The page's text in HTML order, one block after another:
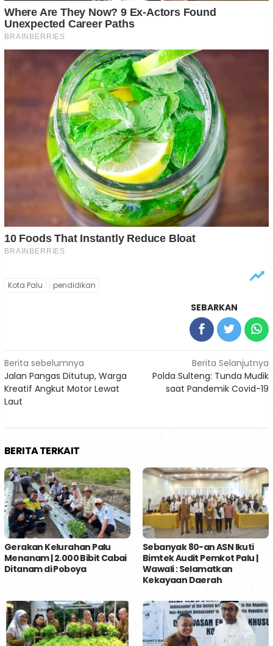
Kota Palu pendidikan
SEBARKAN
Navigasi
pos
Berita sebelumnya
Jalan Pangas Ditutup, Warga
Kreatif Angkut Motor Lewat
Laut
Berita Selanjutnya
Polda Sulteng: Tunda Mudik
saat Pandemik Covid-19
BERITA TERKAIT
Gerakan Kelurahan Palu
Menanam | 2.000 Bibit Cabai
Ditanam di Poboya
Sebanyak 80-an ASN Ikuti
Bimtek Audit Pemkot Palu |
Wawali : Selamatkan
Kekayaan Daerah